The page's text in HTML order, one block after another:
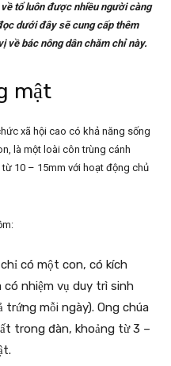
tổ luôn được nhiều người càng
dưới đây sẽ cung cấp thêm
về bác nông dân chăm chỉ này.
mật
xã hội cao có khả năng sống
là một loài côn trùng cánh
10 – 15mm với hoạt động chủ
có một con, có kích
nhiệm vụ duy trì sinh
trứng mỗi ngày). Ong chúa
trong đàn, khoảng từ 3 –